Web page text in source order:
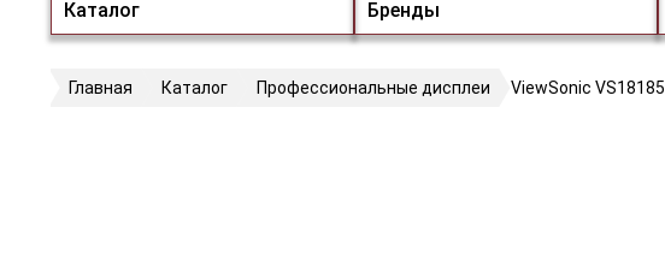
Каталог Бренды
Главная Каталог Профессиональные дисплеи ViewSonic VS18185